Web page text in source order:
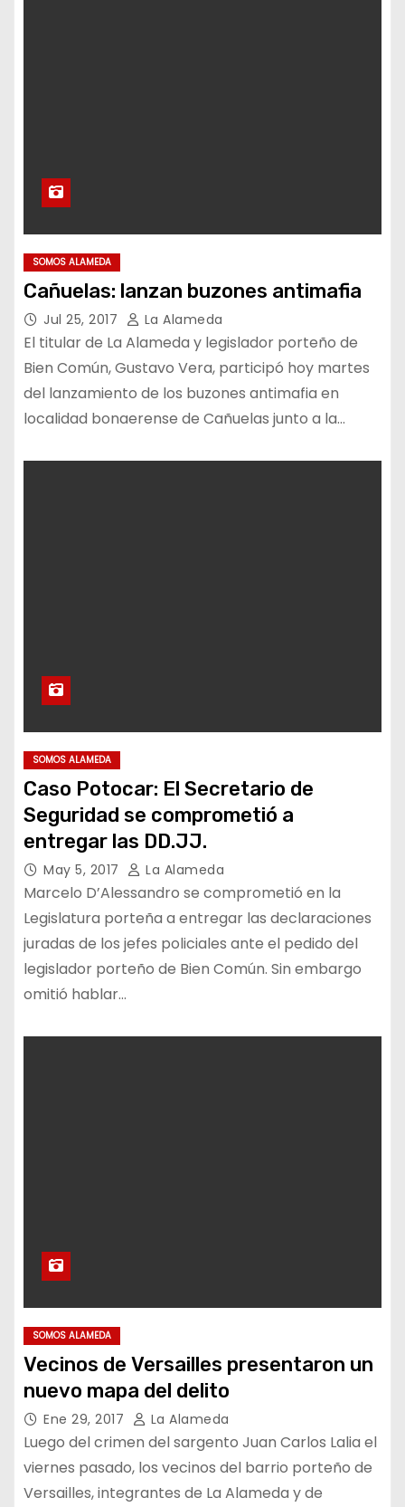
SOMOS ALAMEDA
Cañuelas: lanzan buzones antimafia
Jul 25, 2017 La Alameda
El titular de La Alameda y legislador porteño de
Bien Común, Gustavo Vera, participó hoy martes
del lanzamiento de los buzones antimafia en
localidad bonaerense de Cañuelas junto a la…
SOMOS ALAMEDA
Caso Potocar: El Secretario de
Seguridad se comprometió a
entregar las DD.JJ.
May 5, 2017 La Alameda
Marcelo D’Alessandro se comprometió en la
Legislatura porteña a entregar las declaraciones
juradas de los jefes policiales ante el pedido del
legislador porteño de Bien Común. Sin embargo
omitió hablar…
SOMOS ALAMEDA
Vecinos de Versailles presentaron un
nuevo mapa del delito
Ene 29, 2017 La Alameda
Luego del crimen del sargento Juan Carlos Lalia el
viernes pasado, los vecinos del barrio porteño de
Versailles, integrantes de La Alameda y de